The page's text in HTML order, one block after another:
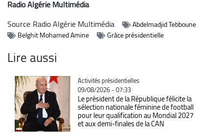
Radio Algérie Multimédia
Source Radio Algérie Multimédia
Abdelmadjid Tebboune
Belghit Mohamed Amine
Grâce présidentielle
Lire aussi
Catégorie
Activités présidentielles
09/08/2026 - 07:33
Le président de la République félicite la
sélection nationale féminine de football
pour leur qualification au Mondial 2027
et aux demi-finales de la CAN